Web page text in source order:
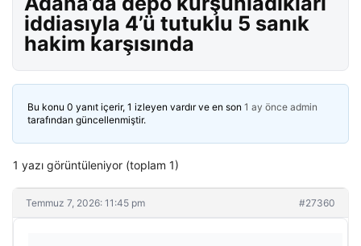
iddiasıyla 4’ü tutuklu 5 sanık
hakim karşısında
Bu konu 0 yanıt içerir, 1 izleyen vardır ve en son 1 ay önce admin
tarafından güncellenmiştir.
1 yazı görüntüleniyor (toplam 1)
Temmuz 7, 2026: 11:45 pm #27360